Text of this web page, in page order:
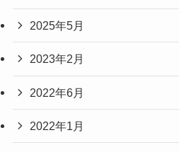
2025年5月
2023年2月
2022年6月
2022年1月